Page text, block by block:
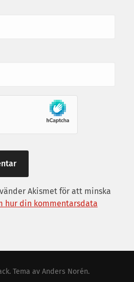
Akismet för att minska
hur din kommentarsdata
. Tema av Anders Norén.